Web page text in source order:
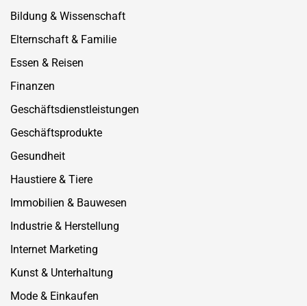
Bildung & Wissenschaft
Elternschaft & Familie
Essen & Reisen
Finanzen
Geschäftsdienstleistungen
Geschäftsprodukte
Gesundheit
Haustiere & Tiere
Immobilien & Bauwesen
Industrie & Herstellung
Internet Marketing
Kunst & Unterhaltung
Mode & Einkaufen